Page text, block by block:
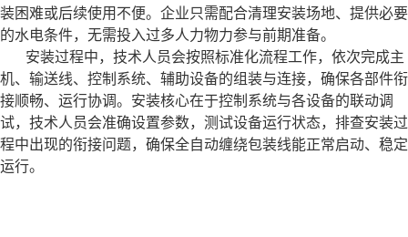
装困难或后续使用不便。企业只需配合清理安装场地、提供必要
的水电条件，无需投入过多人力物力参与前期准备。
安装过程中，技术人员会按照标准化流程工作，依次完成主
机、输送线、控制系统、辅助设备的组装与连接，确保各部件衔
接顺畅、运行协调。安装核心在于控制系统与各设备的联动调
试，技术人员会准确设置参数，测试设备运行状态，排查安装过
程中出现的衔接问题，确保全自动缠绕包装线能正常启动、稳定
运行。